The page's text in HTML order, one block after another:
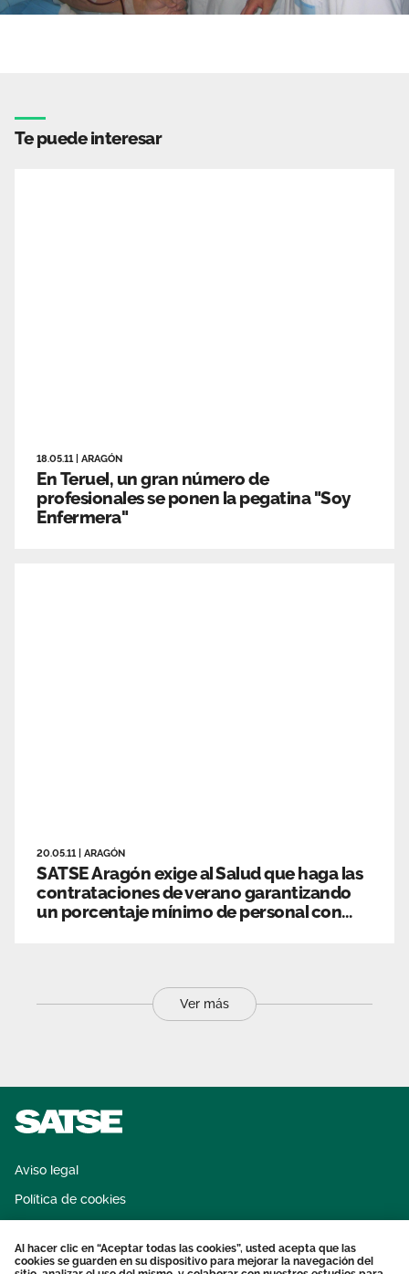
Te puede interesar
18.05.11 ARAGÓN
En Teruel, un gran número de
profesionales se ponen la pegatina "Soy
Enfermera"
20.05.11 ARAGÓN
SATSE Aragón exige al Salud que haga las
contrataciones de verano garantizando
un porcentaje mínimo de personal con
Ver más
Aviso legal
Política de cookies
Protección datos personales
Al hacer clic en “Aceptar todas las cookies”, usted acepta que las
cookies se guarden en su dispositivo para mejorar la navegación del